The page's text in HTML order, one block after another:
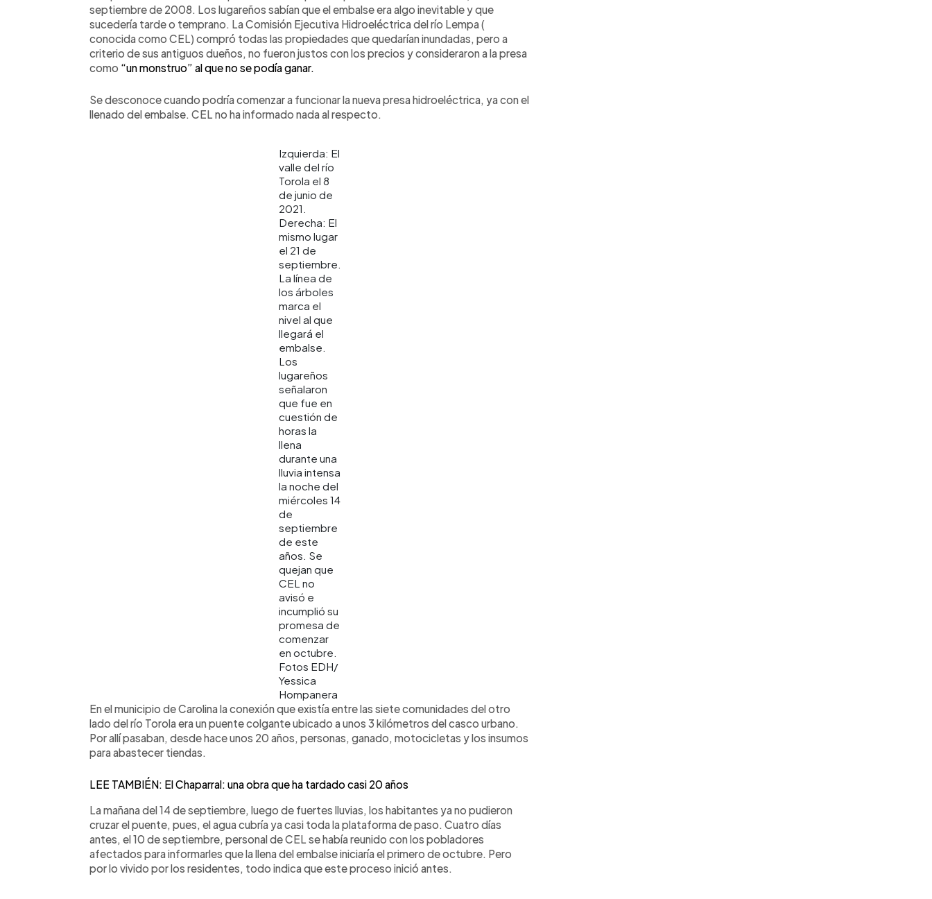
septiembre de 2008. Los lugareños sabían que el embalse era algo inevitable y que
sucedería tarde o temprano. La Comisión Ejecutiva Hidroeléctrica del río Lempa (
conocida como CEL) compró todas las propiedades que quedarían inundadas, pero a
criterio de sus antiguos dueños, no fueron justos con los precios y consideraron a la presa
como “un monstruo” al que no se podía ganar.
Se desconoce cuando podría comenzar a funcionar la nueva presa hidroeléctrica, ya con el
llenado del embalse. CEL no ha informado nada al respecto.
Izquierda: El
valle del río
Torola el 8
de junio de
2021.
Derecha: El
mismo lugar
el 21 de
septiembre.
La línea de
los árboles
marca el
nivel al que
llegará el
embalse.
Los
lugareños
señalaron
que fue en
cuestión de
horas la
llena
durante una
lluvia intensa
la noche del
miércoles 14
de
septiembre
de este
años. Se
quejan que
CEL no
avisó e
incumplió su
promesa de
comenzar
en octubre.
Fotos EDH/
Yessica
Hompanera
En el municipio de Carolina la conexión que existía entre las siete comunidades del otro
lado del río Torola era un puente colgante ubicado a unos 3 kilómetros del casco urbano.
Por allí pasaban, desde hace unos 20 años, personas, ganado, motocicletas y los insumos
para abastecer tiendas.
LEE TAMBIÉN: El Chaparral: una obra que ha tardado casi 20 años
La mañana del 14 de septiembre, luego de fuertes lluvias, los habitantes ya no pudieron
cruzar el puente, pues, el agua cubría ya casi toda la plataforma de paso. Cuatro días
antes, el 10 de septiembre, personal de CEL se había reunido con los pobladores
afectados para informarles que la llena del embalse iniciaría el primero de octubre. Pero
por lo vivido por los residentes, todo indica que este proceso inició antes.